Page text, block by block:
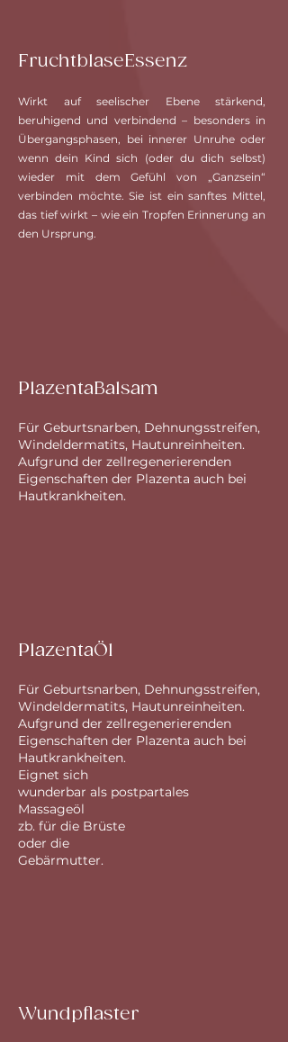
FruchtblaseEssenz
Wirkt auf seelischer Ebene stärkend,
beruhigend und verbindend – besonders in
Übergangsphasen, bei innerer Unruhe oder
wenn dein Kind sich (oder du dich selbst)
wieder mit dem Gefühl von „Ganzsein“
verbinden möchte. Sie ist ein sanftes Mittel,
das tief wirkt – wie ein Tropfen Erinnerung an
den Ursprung.
PlazentaBalsam
Für Geburtsnarben, Dehnungsstreifen,
Windeldermatits, Hautunreinheiten.
Aufgrund der zellregenerierenden
Eigenschaften der Plazenta auch bei
Hautkrankheiten.
PlazentaÖl
Für Geburtsnarben, Dehnungsstreifen,
Windeldermatits, Hautunreinheiten.
Aufgrund der zellregenerierenden
Eigenschaften der Plazenta auch bei
Hautkrankheiten.
Eignet sich
wunderbar als postpartales
Massageöl
zb. für die Brüste
oder die
Gebärmutter.
Wundpflaster